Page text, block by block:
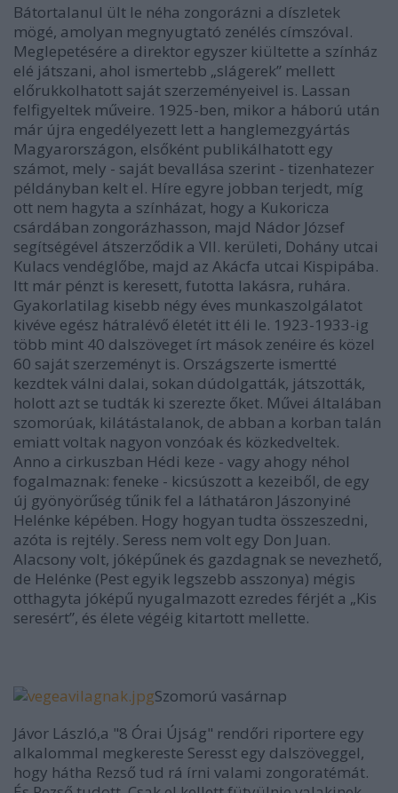
Bátortalanul ült le néha zongorázni a díszletek
mögé, amolyan megnyugtató zenélés címszóval.
Meglepetésére a direktor egyszer kiültette a színház
elé játszani, ahol ismertebb „slágerek” mellett
előrukkolhatott saját szerzeményeivel is. Lassan
felfigyeltek műveire. 1925-ben, mikor a háború után
már újra engedélyezett lett a hanglemezgyártás
Magyarországon, elsőként publikálhatott egy
számot, mely - saját bevallása szerint - tizenhatezer
példányban kelt el. Híre egyre jobban terjedt, míg
ott nem hagyta a színházat, hogy a Kukoricza
csárdában zongorázhasson, majd Nádor József
segítségével átszerződik a VII. kerületi, Dohány utcai
Kulacs vendéglőbe, majd az Akácfa utcai Kispipába.
Itt már pénzt is keresett, futotta lakásra, ruhára.
Gyakorlatilag kisebb négy éves munkaszolgálatot
kivéve egész hátralévő életét itt éli le. 1923-1933-ig
több mint 40 dalszöveget írt mások zenéire és közel
60 saját szerzeményt is. Országszerte ismertté
kezdtek válni dalai, sokan dúdolgatták, játszották,
holott azt se tudták ki szerezte őket. Művei általában
szomorúak, kilátástalanok, de abban a korban talán
emiatt voltak nagyon vonzóak és közkedveltek.
Anno a cirkuszban Hédi keze - vagy ahogy néhol
fogalmaznak: feneke - kicsúszott a kezeiből, de egy
új gyönyörűség tűnik fel a láthatáron Jászonyiné
Helénke képében. Hogy hogyan tudta összeszedni,
azóta is rejtély. Seress nem volt egy Don Juan.
Alacsony volt, jóképűnek és gazdagnak se nevezhető,
de Helénke (Pest egyik legszebb asszonya) mégis
otthagyta jóképű nyugalmazott ezredes férjét a „Kis
seresért”, és élete végéig kitartott mellette.
Szomorú vasárnap
Jávor László,a "8 Órai Újság" rendőri riportere egy
alkalommal megkereste Seresst egy dalszöveggel,
hogy hátha Rezső tud rá írni valami zongoratémát.